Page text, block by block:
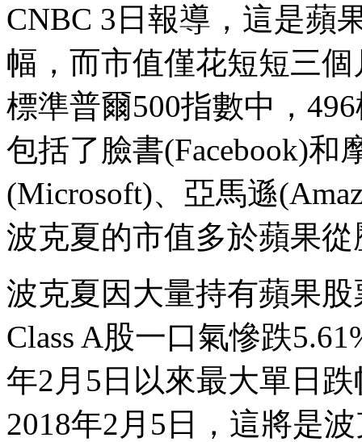
CNBC 3日報導，這是蘋
幅，而市值僅花短短三
標準普爾500指數中，
包括了臉書(Facebook)和
(Microsoft)、亞馬遜
波克夏的市值多於蘋果
波克夏因大量持有蘋果
Class A股一口氣慘跌
年2月5日以來最大單日
2018年2月5日，這將是